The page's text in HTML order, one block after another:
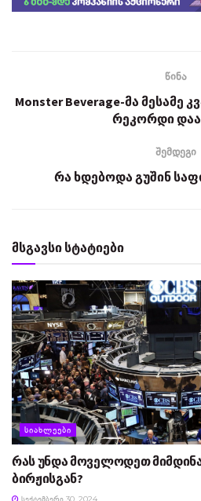
წინა
Monster Beverage-მა მესამე
რეკორდი
შემდეგი
რა ხდებოდა გუშინ
მსგავსი სტატიები
ᲡᲘᲐᲮᲚᲔᲔᲑᲘ
რას უნდა მოველოდეთ
ბირჟისგან?
ᲡᲔᲥᲢᲔᲛᲑᲔᲠᲘ 30, 2024